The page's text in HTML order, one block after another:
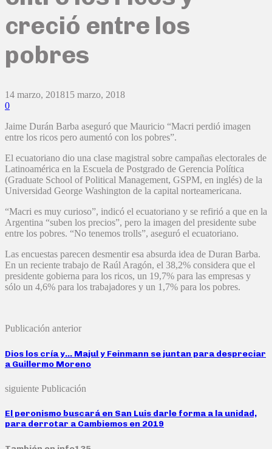
creció entre los
pobres
14 marzo, 201815 marzo, 2018
0
Jaime Durán Barba aseguró que Mauricio “Macri perdió imagen
entre los ricos pero aumentó con los pobres”.
El ecuatoriano dio una clase magistral sobre campañas electorales de
Latinoamérica en la Escuela de Postgrado de Gerencia Política
(Graduate School of Political Management, GSPM, en inglés) de la
Universidad George Washington de la capital norteamericana.
“Macri es muy curioso”, indicó el ecuatoriano y se refirió a que en la
Argentina “suben los precios”, pero la imagen del presidente sube
entre los pobres. “No tenemos trolls”, aseguró el ecuatoriano.
Las encuestas parecen desmentir esa absurda idea de Duran Barba.
En un reciente trabajo de Raúl Aragón, el 38,2% considera que el
presidente gobierna para los ricos, un 19,7% para las empresas y
sólo un 4,6% para los trabajadores y un 1,7% para los pobres.
Publicación anterior
Dios los cría y… Majul y Feinmann se juntan para despreciar
a Guillermo Moreno
siguiente Publicación
El peronismo buscará en San Luis darle forma a la unidad,
para derrotar a Cambiemos en 2019